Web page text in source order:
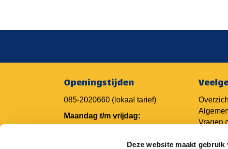
Deze website maakt gebruik
Openingstijden
085-2020660 (lokaal tarief)
Maandag t/m vrijdag:
Van 8.00 tot 17.30 uur
Vragen
Vragen